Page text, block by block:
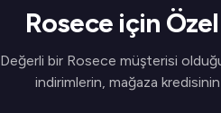
Rosece için
Değerli bir Rosece müşterisi
indirimlerin, mağaza